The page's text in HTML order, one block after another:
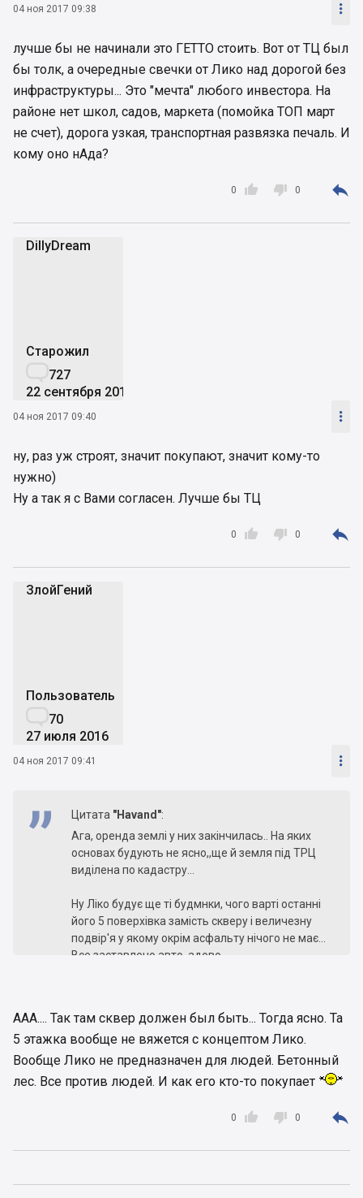
04 ноя 2017 09:38 
лучше бы не начинали это ГЕТТО стоить. Вот от ТЦ был
бы толк, а очередные свечки от Лико над дорогой без
инфраструктуры... Это "мечта" любого инвестора. На
районе нет школ, садов, маркета (помойка ТОП март
не счет), дорога узкая, транспортная развязка печаль. И
кому оно нАда?

0  0 
DillyDream
Старожил
727
22 сентября 2016
04 ноя 2017 09:40 
ну, раз уж строят, значит покупают, значит кому-то
нужно)
Ну а так я с Вами согласен. Лучше бы ТЦ

0  0 
ЗлойГений
Пользователь
70
27 июля 2016
04 ноя 2017 09:41 
Цитата "Havand":
Ага, оренда землі у них закінчилась.. На яких
основах будують не ясно,,ще й земля під ТРЦ
виділена по кадастру...
Ну Ліко будує ще ті будмнки, чого варті останні
його 5 поверхівка замість скверу і величезну
подвір'я у якому окрім асфальту нічого не має...
Все заставлено авто, адово..
ААА.... Так там сквер должен был быть... Тогда ясно. Та
5 этажка вообще не вяжется с концептом Лико.
Вообще Лико не предназначен для людей. Бетонный
лес. Все против людей. И как его кто-то покупает

0  0 